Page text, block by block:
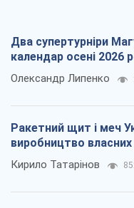
Два супертурніри
календар осені 2026
Олександр Липенко
Ракетний щит і меч
виробництво
Кирило Татарінов